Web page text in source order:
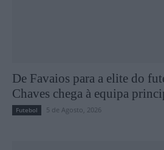
De Favaios para a elite do
Chaves chega à equipa
Futebol 5 de Agosto, 2026